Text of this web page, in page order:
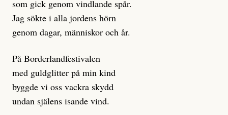
Journalistiken är låst. En klatschig men korrekt rubrik
gör förhoppningsvis att en nyfiken beställer
prenumeration, men den avslutas sekunder senare om
dessa granskningar på olika källor, alltifrån domar till
en mängd intervjupersoner, inklusive generös
möjlighet att bemöta för såväl personen vars motiv att
engagera sig i Palestinarörelsen ifrågasätts som de
som gick genom vindlande spår.
Jag sökte i alla jordens hörn
genom dagar, människor och år.
På Borderlandfestivalen
med guldglitter på min kind
byggde vi oss vackra skydd
undan själens isande vind.